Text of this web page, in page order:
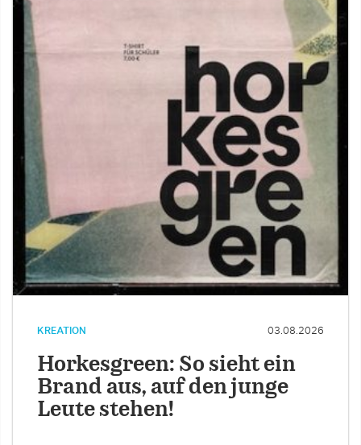
KREATION 03.08.2026
Horkesgreen: So sieht ein
Brand aus, auf den junge
Leute stehen!